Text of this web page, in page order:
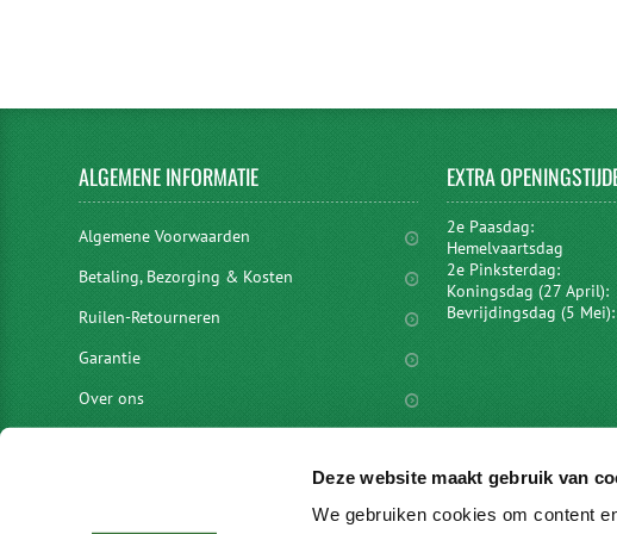
Deze website maakt gebruik van
We gebruiken cookies om content
ALGEMENEINFORMATIE
Algemene Voorwaarden
Betaling, Bezorging & Kosten
Ruilen-Retourneren
Garantie
Over ons
EXTRA
2e Paasdag:
Hemelvaartsdag
2e Pinksterdag:
Koningsdag (27 April):
Bevrijdingsdag (5 Mei):